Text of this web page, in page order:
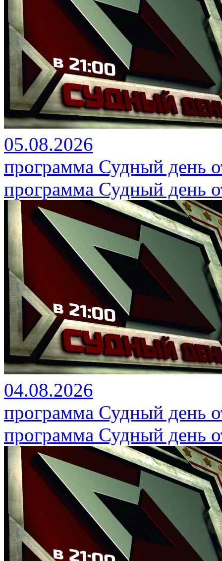
05.08.2026
программа Судный день
программа Судный день
04.08.2026
программа Судный день
программа Судный день